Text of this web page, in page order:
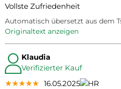
Vollste Zufriedenheit
Automatisch übersetzt aus dem
Originaltext anzeigen
Klaudia
Verifizierter Kauf
★★★★★
★★★★★
★★★★★ 16.05.2025